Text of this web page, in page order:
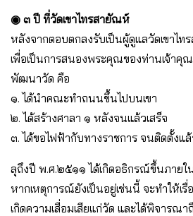
◉ ๓ ปี ที่วัดเขาไทรสายัณห์
หลังจากตอบตกลงรับเป็นผู้ดูแลวัดเขาไ
เพื่อเป็นการสนองพระคุณของท่านเจ้าคุ
พัฒนาวัด คือ
๑. ได้นำคณะทำถนนขึ้นไปบนเขา
๒. ได้สร้างศาลา ๑ หลังจนแล้วเสร็จ
๓. ได้ขอไฟฟ้ากับทางราชการ จนติดตั้งแล้
ลุถึงปี พ.ศ.๒๕๑๑ ได้เกิดอธิกรณ์ขึ้นภายใ
หากเหตุการณ์ยังเป็นอยู่เช่นนี้ จะทำให้เ
เกิดความเสื่อมเสียแก่วัด และได้พิจารณ